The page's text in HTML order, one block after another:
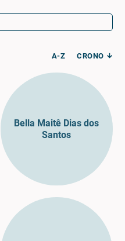
A-Z CRONO
Bella Maitê Dias dos
Santos